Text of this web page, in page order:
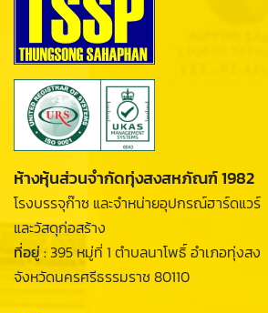
ห้างหุ้นส่วนจำกัดทุ่งสงสหภัณฑ์ 1982
โรงบรรจุก๊าซ และจำหน่ายอุปกรณ์ฮาร์ดแวร์
และวัสดุก่อสร้าง
ที่อยู่ :395 หมู่ที่ 1 ตำบลนาโพธิ์ อำเภอทุ่งสง
จังหวัดนครศรีธรรมราช 80110